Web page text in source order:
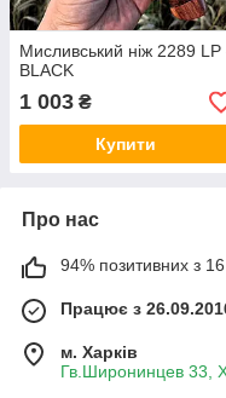
Мисливський ніж 2289 LP
BLACK
1 003 ₴
Купити
Про нас
94% позитивних з 16
Працює з
м. Харків
Гв.Широнинцев 33,